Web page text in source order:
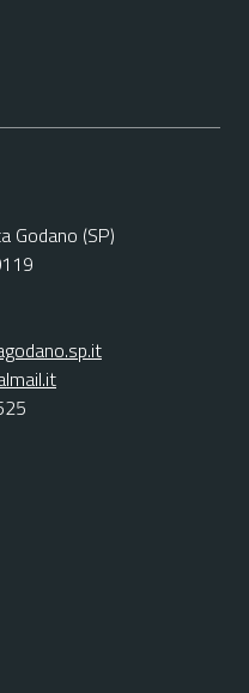
Godano (SP)